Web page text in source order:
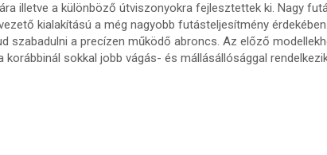
illetve a különböző útviszonyokra fejlesztettek ki. Nagy
kialakítású a még nagyobb futásteljesítmény
a precízen működő abroncs. Az előző
sokkal jobb vágás- és mállásállósággal